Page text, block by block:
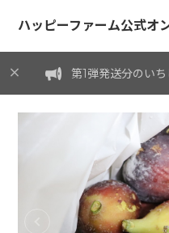
ハッピーファーム公式オ
第1弾発送分のい